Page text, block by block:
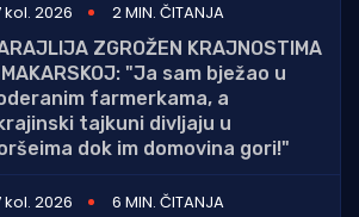
kol. 2026
2 MIN. ČITANJA
ZGROŽEN KRAJNOSTIMA
MAKARSKOJ: "Ja sam bježao u
farmerkama, a
tajkuni divljaju u
dok im domovina gori!"
kol. 2026
6 MIN. ČITANJA